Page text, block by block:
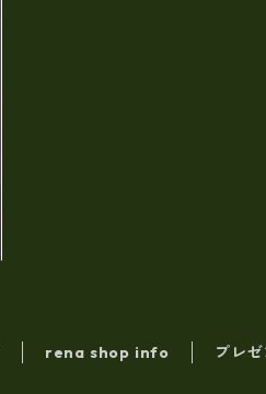
rena shop info
プレ